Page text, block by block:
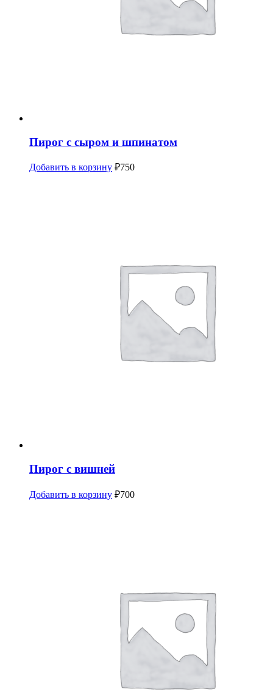
Пирог с сыром и шпинатом
Добавить в корзину ₽750
Пирог с вишней
Добавить в корзину ₽700